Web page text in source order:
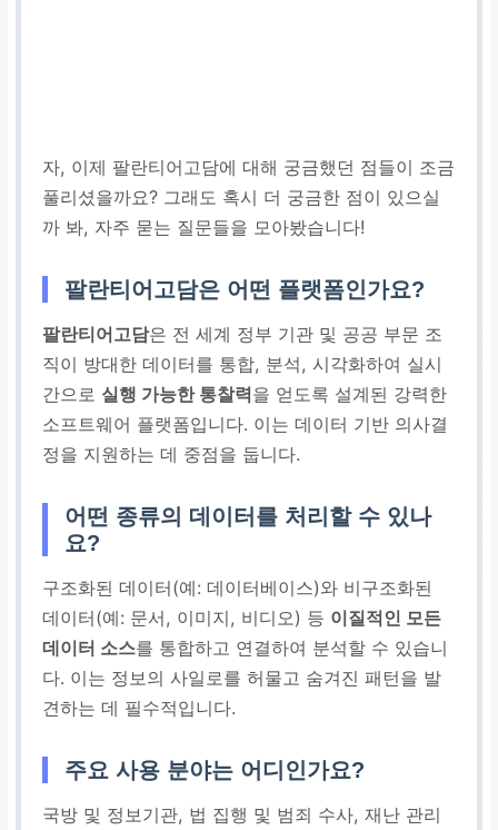
자, 이제 팔란티어고담에 대해 궁금했던 점들이 조금
풀리셨을까요? 그래도 혹시 더 궁금한 점이 있으실
까 봐, 자주 묻는 질문들을 모아봤습니다!
팔란티어고담은 어떤 플랫폼인가요?
팔란티어고담은 전 세계 정부 기관 및 공공 부문 조
직이 방대한 데이터를 통합, 분석, 시각화하여 실시
간으로 실행 가능한 통찰력을 얻도록 설계된 강력한
소프트웨어 플랫폼입니다. 이는 데이터 기반 의사결
정을 지원하는 데 중점을 둡니다.
어떤 종류의 데이터를 처리할 수 있나
요?
구조화된 데이터(예: 데이터베이스)와 비구조화된
데이터(예: 문서, 이미지, 비디오) 등 이질적인 모든
데이터 소스를 통합하고 연결하여 분석할 수 있습니
다. 이는 정보의 사일로를 허물고 숨겨진 패턴을 발
견하는 데 필수적입니다.
주요 사용 분야는 어디인가요?
국방 및 정보기관, 법 집행 및 범죄 수사, 재난 관리